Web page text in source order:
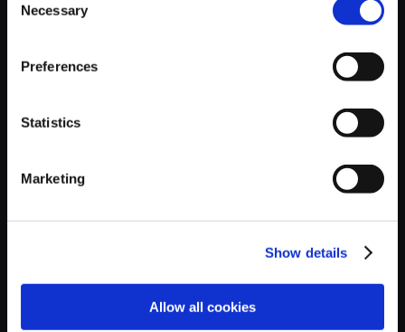
Selection
Necessary
Preferences
Statistics
Marketing
Show details
Allow all cookies
RESIDENT...
REVELATION...
【単曲】
Best ...